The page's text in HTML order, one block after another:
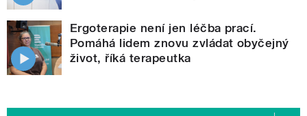
Ergoterapie není jen léčba prací.
Pomáhá lidem znovu zvládat obyčejný
život, říká terapeutka